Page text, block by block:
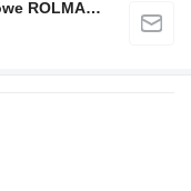
Przedsiębiorstwo Produkcyjno-Handlowe ROLMAPOL Marcin Dziekan